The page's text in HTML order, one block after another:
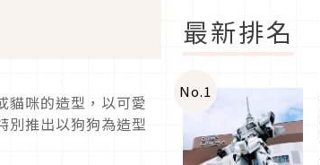
貓咪的造型，以可愛
別推出以狗狗為造型
最新排名
No.1